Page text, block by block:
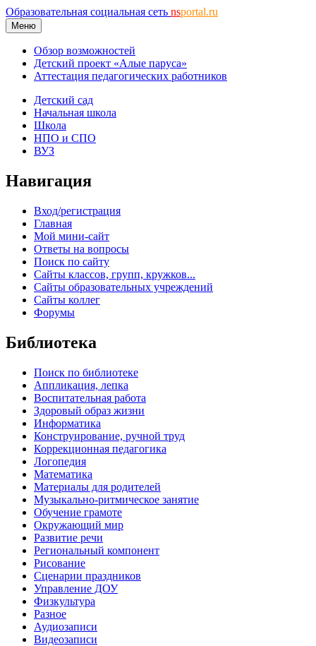
Образовательная социальная сеть nsportal.ru
Меню
Обзор возможностей
Детский проект «Алые паруса»
Аттестация педагогических работников
Детский сад
Начальная школа
Школа
НПО и СПО
ВУЗ
Навигация
Вход/регистрация
Главная
Мой мини-сайт
Ответы на вопросы
Поиск по сайту
Сайты классов, групп, кружков...
Сайты образовательных учреждений
Сайты коллег
Форумы
Библиотека
Поиск по библиотеке
Аппликация, лепка
Воспитательная работа
Здоровый образ жизни
Информатика
Конструирование, ручной труд
Коррекционная педагогика
Логопедия
Математика
Материалы для родителей
Музыкально-ритмическое занятие
Обучение грамоте
Окружающий мир
Развитие речи
Региональный компонент
Рисование
Сценарии праздников
Управление ДОУ
Физкультура
Разное
Аудиозаписи
Видеозаписи